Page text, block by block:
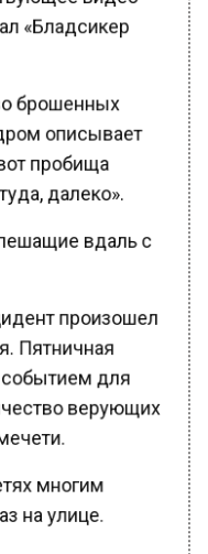
«Бладсикер
брошенных
описывает
пробища
далеко».
вдаль с
произошел
Пятничная
для
верующих
многим
на улице.